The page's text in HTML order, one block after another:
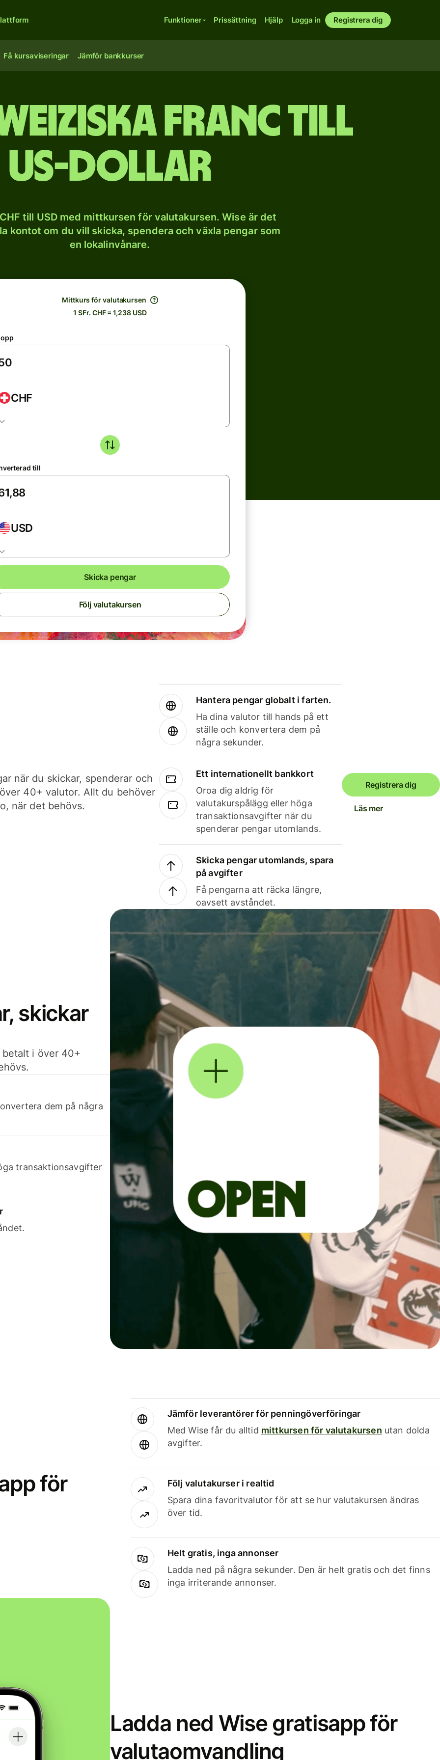
Funktioner Prissättning Hjälp Logga in Registrera dig
Få kursaviseringar Jämför bankkurser
franc till
US-dollar
till USD med mittkursen för valutakursen. Wise är det
kontot om du vill skicka, spendera och växla pengar som
en lokalinvånare.
Mittkurs för valutakursen
1 SFr. CHF = 1,238 USD
CHF
till
USD
Skicka pengar
Följ valutakursen
när du skickar, spenderar och
40+ valutor. Allt du behöver
när det behövs.
Hantera pengar globalt i farten.
Ha dina valutor till hands på ett
ställe och konvertera dem på
några sekunder.
Ett internationellt bankkort
Oroa dig aldrig för
valutakurspålägg eller höga
transaktionsavgifter när du
spenderar pengar utomlands.
Skicka pengar utomlands, spara
på avgifter
Få pengarna att räcka längre,
oavsett avståndet.
Registrera dig
Läs mer
skickar
betalt i över 40+
dem på några
transaktionsavgifter
för
Jämför leverantörer för penningöverföringar
Med Wise får du alltid mittkursen för valutakursen utan dolda
avgifter.
Följ valutakurser i realtid
Spara dina favoritvalutor för att se hur valutakursen ändras
över tid.
Helt gratis, inga annonser
Ladda ned på några sekunder. Den är helt gratis och det finns
inga irriterande annonser.
Ladda ned Wise gratisapp för
valutaomvandling